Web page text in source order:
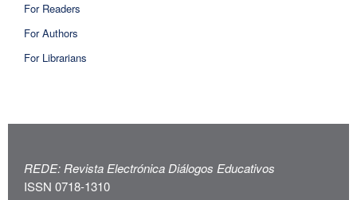
For Readers
For Authors
For Librarians
REDE: Revista Electrónica Diálogos Educativos
ISSN 0718-1310